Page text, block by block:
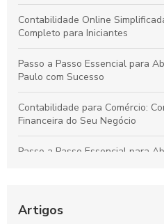
Contabilidade Online
Completo para Iniciantes
Passo a Passo Essencial para
Paulo com Sucesso
Contabilidade para Comércio:
Financeira do Seu Negócio
Passo a Passo Essencial para
Precisa Saber
Artigos